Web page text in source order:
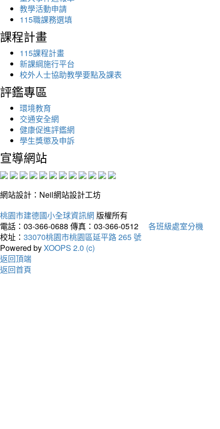
教學活動申請
115職課務選填
課程計畫
115課程計畫
新課綱施行平台
校外人士協助教學要點及課表
評鑑專區
環境教育
交通安全網
健康促進評鑑網
學生獎懲及申訴
宣導網站
網站設計：Neil網站設計工坊
桃園市建德國小全球資訊網 版權所有
電話：03-366-0688 傳真：03-366-0512
各班級處室分機
校址： 33070桃園市桃園區延平路 265 號
Powered byXOOPS 2.0 (c)
返回頂端
返回首頁